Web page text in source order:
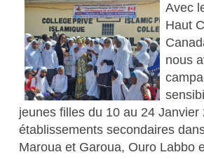
Avec
Haut
nous
jeunes filles du 10 au 24 Janvier
établissements secondaires
Maroua et Garoua, Ouro Labbo